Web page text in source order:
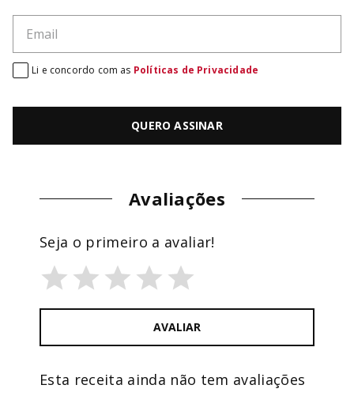
QUERO ASSINAR
Li e concordo com as Políticas de Privacidade
Avaliações
Esta receita ainda não tem avaliações
Seja o primeiro a avaliar!
AVALIAR